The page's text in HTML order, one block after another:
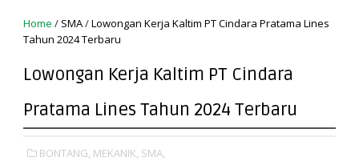
Home / SMA/Lowongan Kerja Kaltim PT Cindara Pratama Lines
Tahun 2024 Terbaru
Lowongan Kerja Kaltim PT Cindara
Pratama Lines Tahun 2024 Terbaru
BONTANG, MEKANIK, SMA,